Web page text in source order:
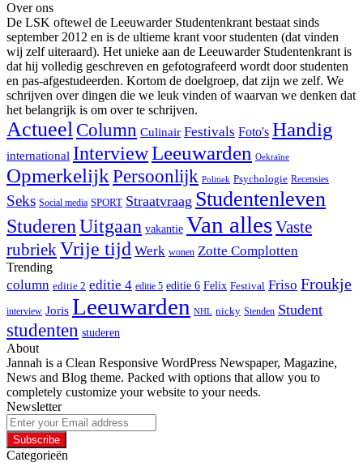
Over ons
De LSK oftewel de Leeuwarder Studentenkrant bestaat sinds
september 2012 en is de ultieme krant voor studenten (dat vinden
wij zelf uiteraard). Het unieke aan de Leeuwarder Studentenkrant is
dat hij volledig geschreven en gefotografeerd wordt door studenten
en pas-afgestudeerden. Kortom de doelgroep, dat zijn we zelf. We
schrijven over dingen die we leuk vinden of waarvan we denken dat
het belangrijk is om over te schrijven.
Actueel Column Culinair Festivals Foto's Handig
international InterviewLeeuwarden Oekraïne
OpmerkelijkPersoonlijk Politiek Psychologie Recensies
Seks Social media SPORT Straatvraag Studentenleven
StuderenUitgaan vakantie Van allesVaste
rubriekVrije tijd Werk wonen Zotte Complotten
Trending
column editie 2 editie 4 editie 5 editie 6 Felix Festival Friso Froukje
interview Joris Leeuwarden NHL nicky Stenden Student
studenten studeren
About
Jannah is a Clean Responsive WordPress Newspaper, Magazine,
News and Blog theme. Packed with options that allow you to
completely customize your website to your needs.
Newsletter
Enter
your
Email
address
Categorieën